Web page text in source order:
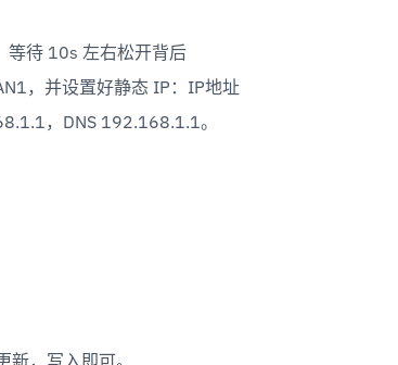
等待 10s 左右松开背后
，并设置好静态 IP：IP地址
，DNS 192.168.1.1。